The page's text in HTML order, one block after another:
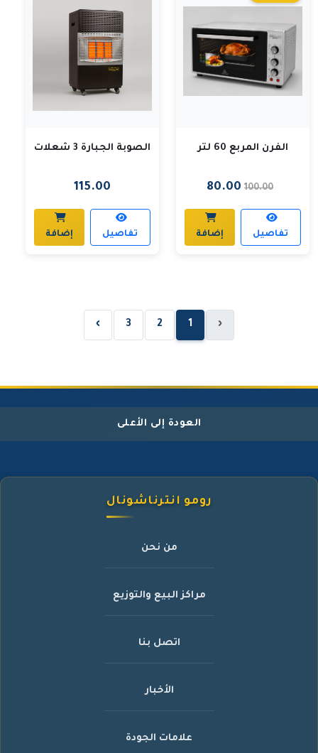
الفرن المربع 60 لتر
100.00
80.00
تفاصيل إضافة
الصوبة الجبارة 3 شعلات
115.00
تفاصيل إضافة
‹
1
2
3
›
العودة إلى الأعلى
رومو انترناشونال
من نحن
مراكز البيع والتوزيع
اتصل بنا
الأخبار
علامات الجودة